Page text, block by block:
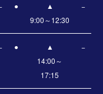
●
▲
9:00～12:30
−
●
▲
14:00～
17:15
−